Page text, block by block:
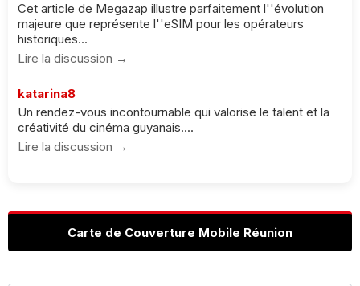
Cet article de Megazap illustre parfaitement l''évolution
majeure que représente l''eSIM pour les opérateurs
historiques...
Lire la discussion →
katarina8
Un rendez-vous incontournable qui valorise le talent et la
créativité du cinéma guyanais....
Lire la discussion →
Carte de Couverture Mobile Réunion